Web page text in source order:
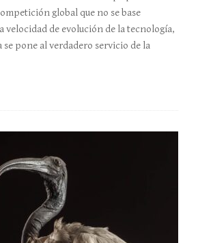
global que no se base
velocidad de evolución de la tecnología,
se pone al verdadero servicio de la